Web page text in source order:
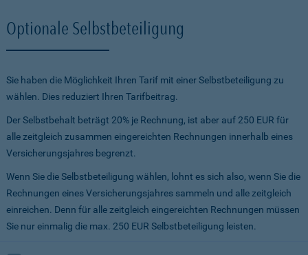
Optionale Selbstbeteiligung
Sie haben die Möglichkeit Ihren Tarif mit einer Selbstbeteiligung zu
wählen. Dies reduziert Ihren Tarifbeitrag.
Der Selbstbehalt beträgt 20% je Rechnung, ist aber auf 250 EUR für
alle zeitgleich zusammen eingereichten Rechnungen innerhalb eines
Versicherungsjahres begrenzt.
Wenn Sie die Selbstbeteiligung wählen, lohnt es sich also, wenn Sie die
Rechnungen eines Versicherungsjahres sammeln und alle zeitgleich
einreichen. Denn für alle zeitgleich eingereichten Rechnungen müssen
Sie nur einmalig die max. 250 EUR Selbstbeteiligung leisten.